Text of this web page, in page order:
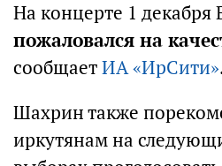
На концерте 1
пожаловался на
сообщаетИА «ИрСити»
Шахрин также
иркутянам на